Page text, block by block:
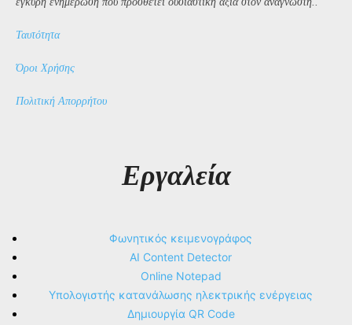
Ταυτότητα
Όροι Χρήσης
Πολιτική Απορρήτου
Εργαλεία
Φωνητικός κειμενογράφος
AI Content Detector
Online Notepad
Υπολογιστής κατανάλωσης ηλεκτρικής ενέργειας
Δημιουργία QR Code